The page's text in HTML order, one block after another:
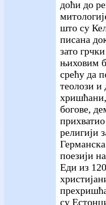
доћи до
што су
писана
зато
њиховим
срећу да
теолози и
хришћани,
богове,
религији
поезији
Еди из
су